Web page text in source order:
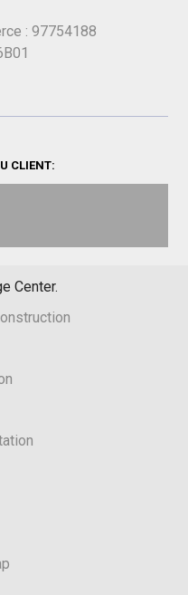
: 97754188
CLIENT:
Center.